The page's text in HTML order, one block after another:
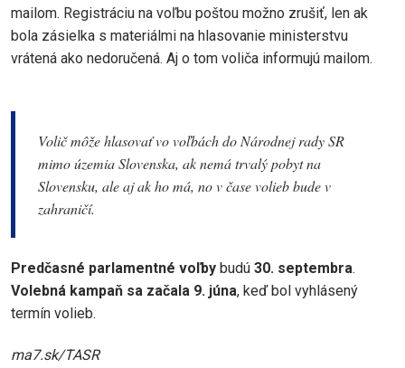
mailom. Registráciu na voľbu poštou možno zrušiť, len ak
bola zásielka s materiálmi na hlasovanie ministerstvu
vrátená ako nedoručená. Aj o tom voliča informujú mailom.
Volič môže hlasovať vo voľbách do Národnej rady SR
mimo územia Slovenska, ak nemá trvalý pobyt na
Slovensku, ale aj ak ho má, no v čase volieb bude v
zahraničí.
Predčasné parlamentné voľby budú 30. septembra.
Volebná kampaň sa začala 9. júna, keď bol vyhlásený
termín volieb.
ma7.sk/TASR